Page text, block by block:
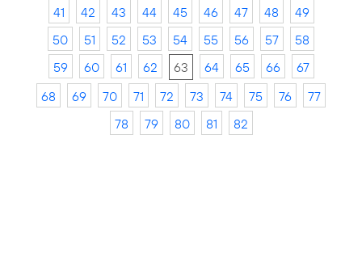
41
42 43 44 45 46 47 48
49
50
51 52 53 54 55 56 57
58
59
60 61 62 63 64 65 66
67
68
69 70 71 72 73 74 75 76
77
78
79 80 81 82